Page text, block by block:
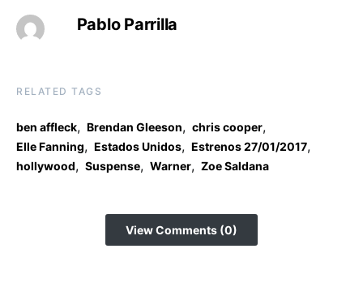
Pablo Parrilla
RELATED TAGS
ben affleck, Brendan Gleeson, chris cooper,
Elle Fanning, Estados Unidos, Estrenos 27/01/2017,
hollywood, Suspense, Warner, Zoe Saldana
View Comments (0)